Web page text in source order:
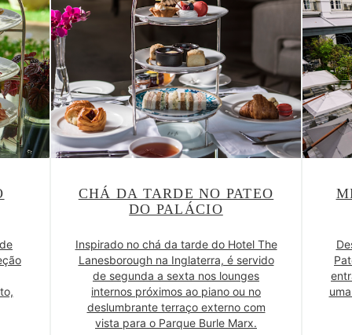
CHÁ DA TARDE NO PATEO
DO PALÁCIO
Inspirado no chá da tarde do Hotel The
Lanesborough na Inglaterra, é servido
de segunda a sexta nos lounges
internos próximos ao piano ou no
deslumbrante terraço externo com
vista para o Parque Burle Marx.